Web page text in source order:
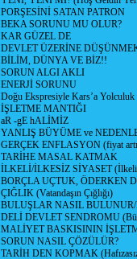
PORŞESİNİ SATAN PATRON
BEKA SORUNU MU OLUR?
KAR GÜZEL DE
DEVLET ÜZERİNE
BİLİM, DÜNYA VE BİZ!!
SORUN ALGI AKLI
ENERJİ SORUNU
Doğu Ekspresiyle Kars’a Yolculuk
İŞLETME MANTIĞI
aR -gE hALİMİZ
YANLIŞ BÜYÜME ve
GERÇEK ENFLASYON (fiyat
TARİHE MASAL KATMAK
İLKELİ/İLKESİZ SİYASET
BORÇLA UÇTUK, ÖDERKEN
ÇIĞLIK (Vatandaşın Çığlığı)
BULUŞLAR NASIL
DELİ DEVLET SENDROMU
MALİYET BASKISININ
SORUN NASIL ÇÖZÜLÜR?
TARİH DEN KOPMAK